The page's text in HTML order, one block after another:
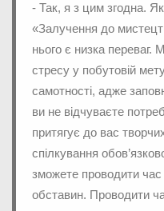
- Так, я з цим згодна.
«Залучення до
нього є низка переваг.
стресу у побутовій
самотності, адже
ви не відчуваєте
притягує до вас
спілкування
зможете проводити час
обставин. Проводити